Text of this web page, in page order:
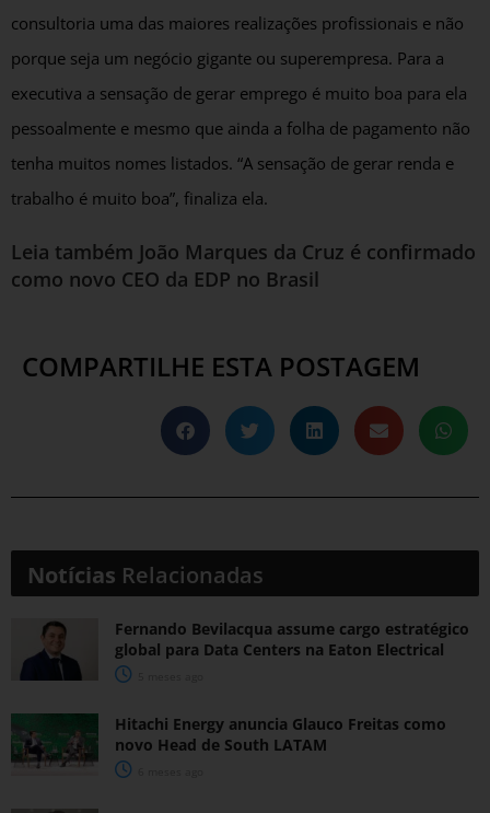
consultoria uma das maiores realizações profissionais e não
porque seja um negócio gigante ou superempresa. Para a
executiva a sensação de gerar emprego é muito boa para ela
pessoalmente e mesmo que ainda a folha de pagamento não
tenha muitos nomes listados. “A sensação de gerar renda e
trabalho é muito boa”, finaliza ela.
Leia também João Marques da Cruz é confirmado
como novo CEO da EDP no Brasil
COMPARTILHE ESTA POSTAGEM
Notícias Relacionadas
Fernando Bevilacqua assume cargo estratégico
global para Data Centers na Eaton Electrical
Hitachi Energy anuncia Glauco Freitas como
novo Head de South LATAM